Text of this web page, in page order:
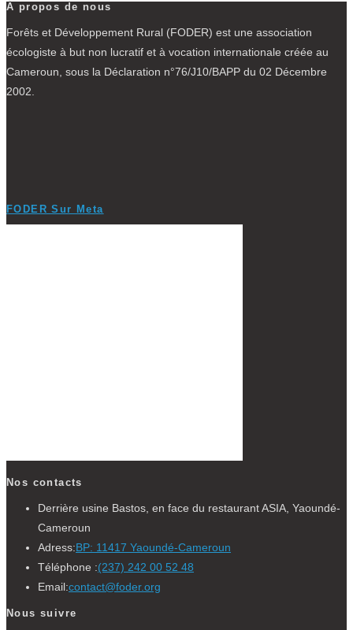
À propos de nous
Forêts et Développement Rural (FODER) est une association
écologiste à but non lucratif et à vocation internationale créée au
Cameroun, sous la Déclaration n°76/J10/BAPP du 02 Décembre
2002.
FODER Sur Meta
Nos contacts
Derrière usine Bastos, en face du restaurant ASIA, Yaoundé-
Cameroun
Adress:BP: 11417 Yaoundé-Cameroun
Téléphone :(237) 242 00 52 48
Email:contact@foder.org
Nous suivre